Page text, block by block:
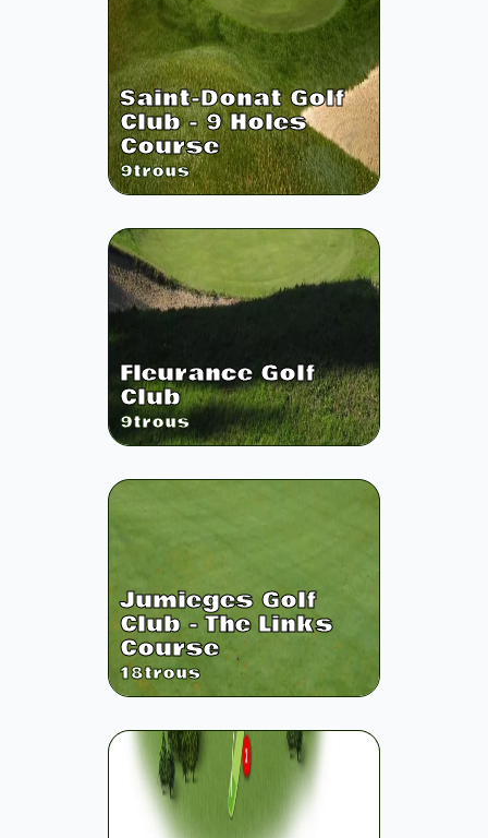
Saint-Donat Golf
Club - 9 Holes
Course
9trous
Fleurance Golf
Club
9trous
Jumieges Golf
Club - The Links
Course
18trous